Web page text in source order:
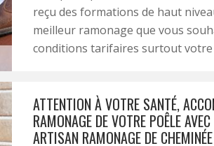
reçu des formations de haut
meilleur ramonage que vous
conditions tarifaires surtout votre
ATTENTION À VOTRE SANTÉ,
RAMONAGE DE VOTRE POÊLE
ARTISAN RAMONAGE DE